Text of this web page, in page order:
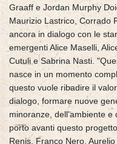
Graaff e Jordan Murphy
Maurizio Lastrico, Corrado
ancora in dialogo con le
emergenti Alice Maselli,
Cutuli e Sabrina Nasti.
nasce in un momento
questo vuole ribadire il
dialogo, formare nuove
minoranze, dell'ambiente e
porto avanti questo
Renis, Franco Nero,